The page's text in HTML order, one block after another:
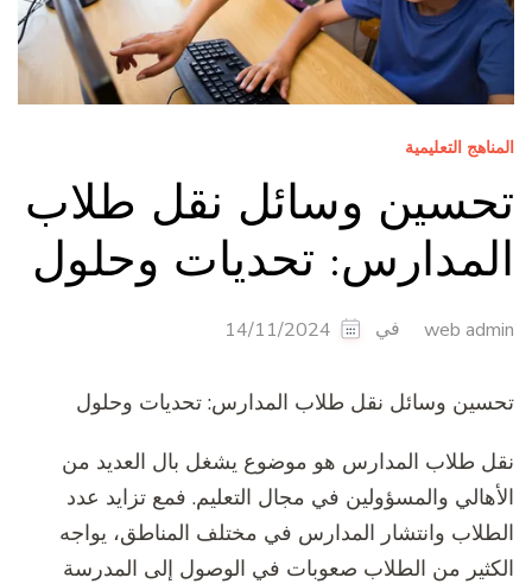
المناهج التعليمية
تحسين وسائل نقل طلاب
المدارس: تحديات وحلول
web admin في 14/11/2024
تحسين وسائل نقل طلاب المدارس: تحديات وحلول
نقل طلاب المدارس هو موضوع يشغل بال العديد من
الأهالي والمسؤولين في مجال التعليم. فمع تزايد عدد
الطلاب وانتشار المدارس في مختلف المناطق، يواجه
الكثير من الطلاب صعوبات في الوصول إلى المدرسة